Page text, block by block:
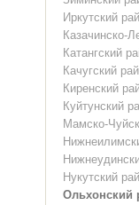
Иркутский
Казачинско-
Катангский
Качугский
Киренский
Куйтунский
Мамско-
Нукутский
Ольхонский